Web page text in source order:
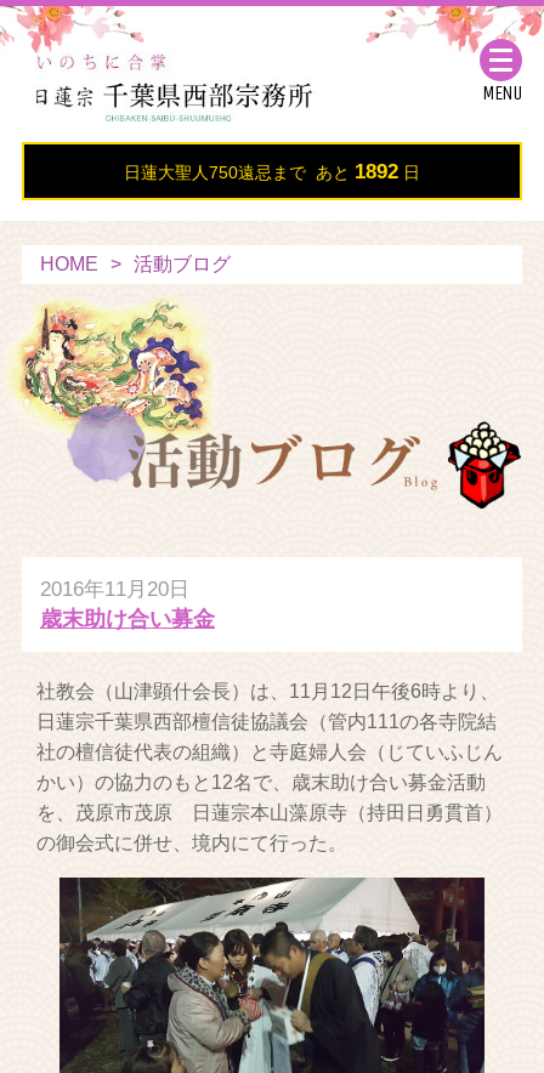
MENU
日蓮大聖人750遠忌まで あと 1892 日
HOME 活動ブログ
2016年11月20日
歳末助け合い募金
社教会（山津顕什会長）は、11月12日午後6時より、
日蓮宗千葉県西部檀信徒協議会（管内111の各寺院結
社の檀信徒代表の組織）と寺庭婦人会（じていふじん
かい）の協力のもと12名で、歳末助け合い募金活動
を、茂原市茂原 日蓮宗本山藻原寺（持田日勇貫首）
の御会式に併せ、境内にて行った。